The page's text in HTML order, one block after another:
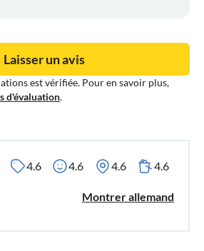
est vérifiée. Pour en savoir plus,
d'évaluation.
Laisser un avis
4.6 4.6 4.6 4.6
Montrer allemand